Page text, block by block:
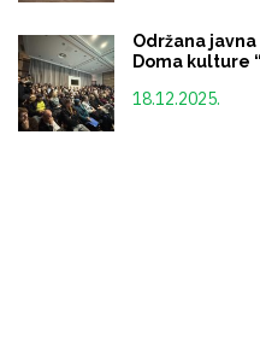
Održana
Doma kulture
18.12.2025.